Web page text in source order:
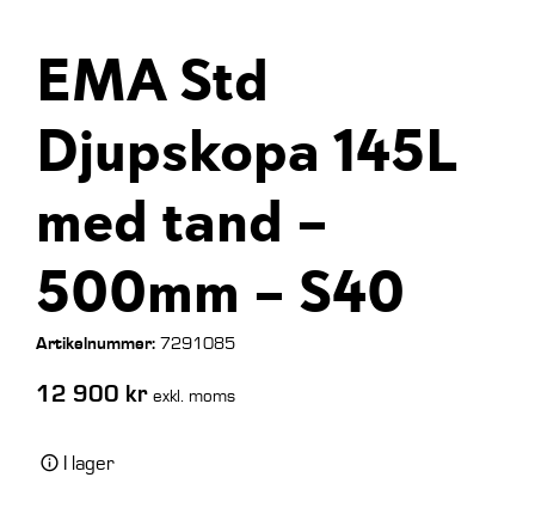
EMA Std
Djupskopa 145L
med tand –
500mm – S40
Artikelnummer:7291085
12 900 kr exkl. moms
I lager